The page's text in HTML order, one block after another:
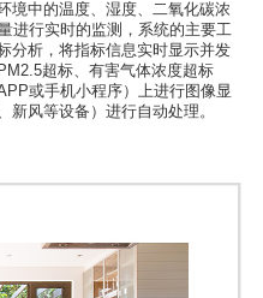
境中的温度、湿度、二氧化碳浓
进行实时的监测，系统的主要工
分析，将指标信息实时显示并发
超标、有害气体浓度超标
或手机小程序）上进行图像显
新风等设备）进行自动处理。